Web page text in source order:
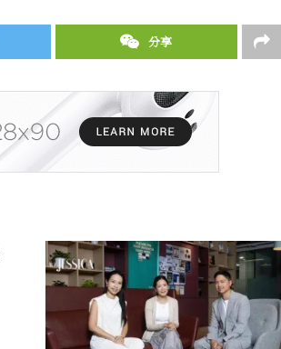
分享